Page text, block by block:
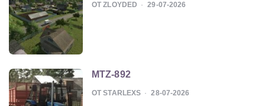
ОТ ZLOYDED 29-07-2026
MTZ-892
ОТ STARLEXS 28-07-2026